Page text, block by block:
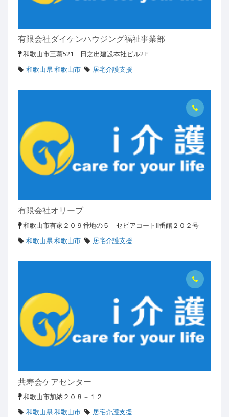
有限会社ダイケンハウジング福祉事業部
和歌山市三葛521 日之出建設本社ビル2Ｆ
和歌山県 和歌山市
居宅介護支援
有限会社オリーブ
和歌山市有家２０９番地の５ セピアコートⅡ番館２０２号
和歌山県 和歌山市
居宅介護支援
共寿会ケアセンター
和歌山市加納２０８－１２
和歌山県 和歌山市
居宅介護支援